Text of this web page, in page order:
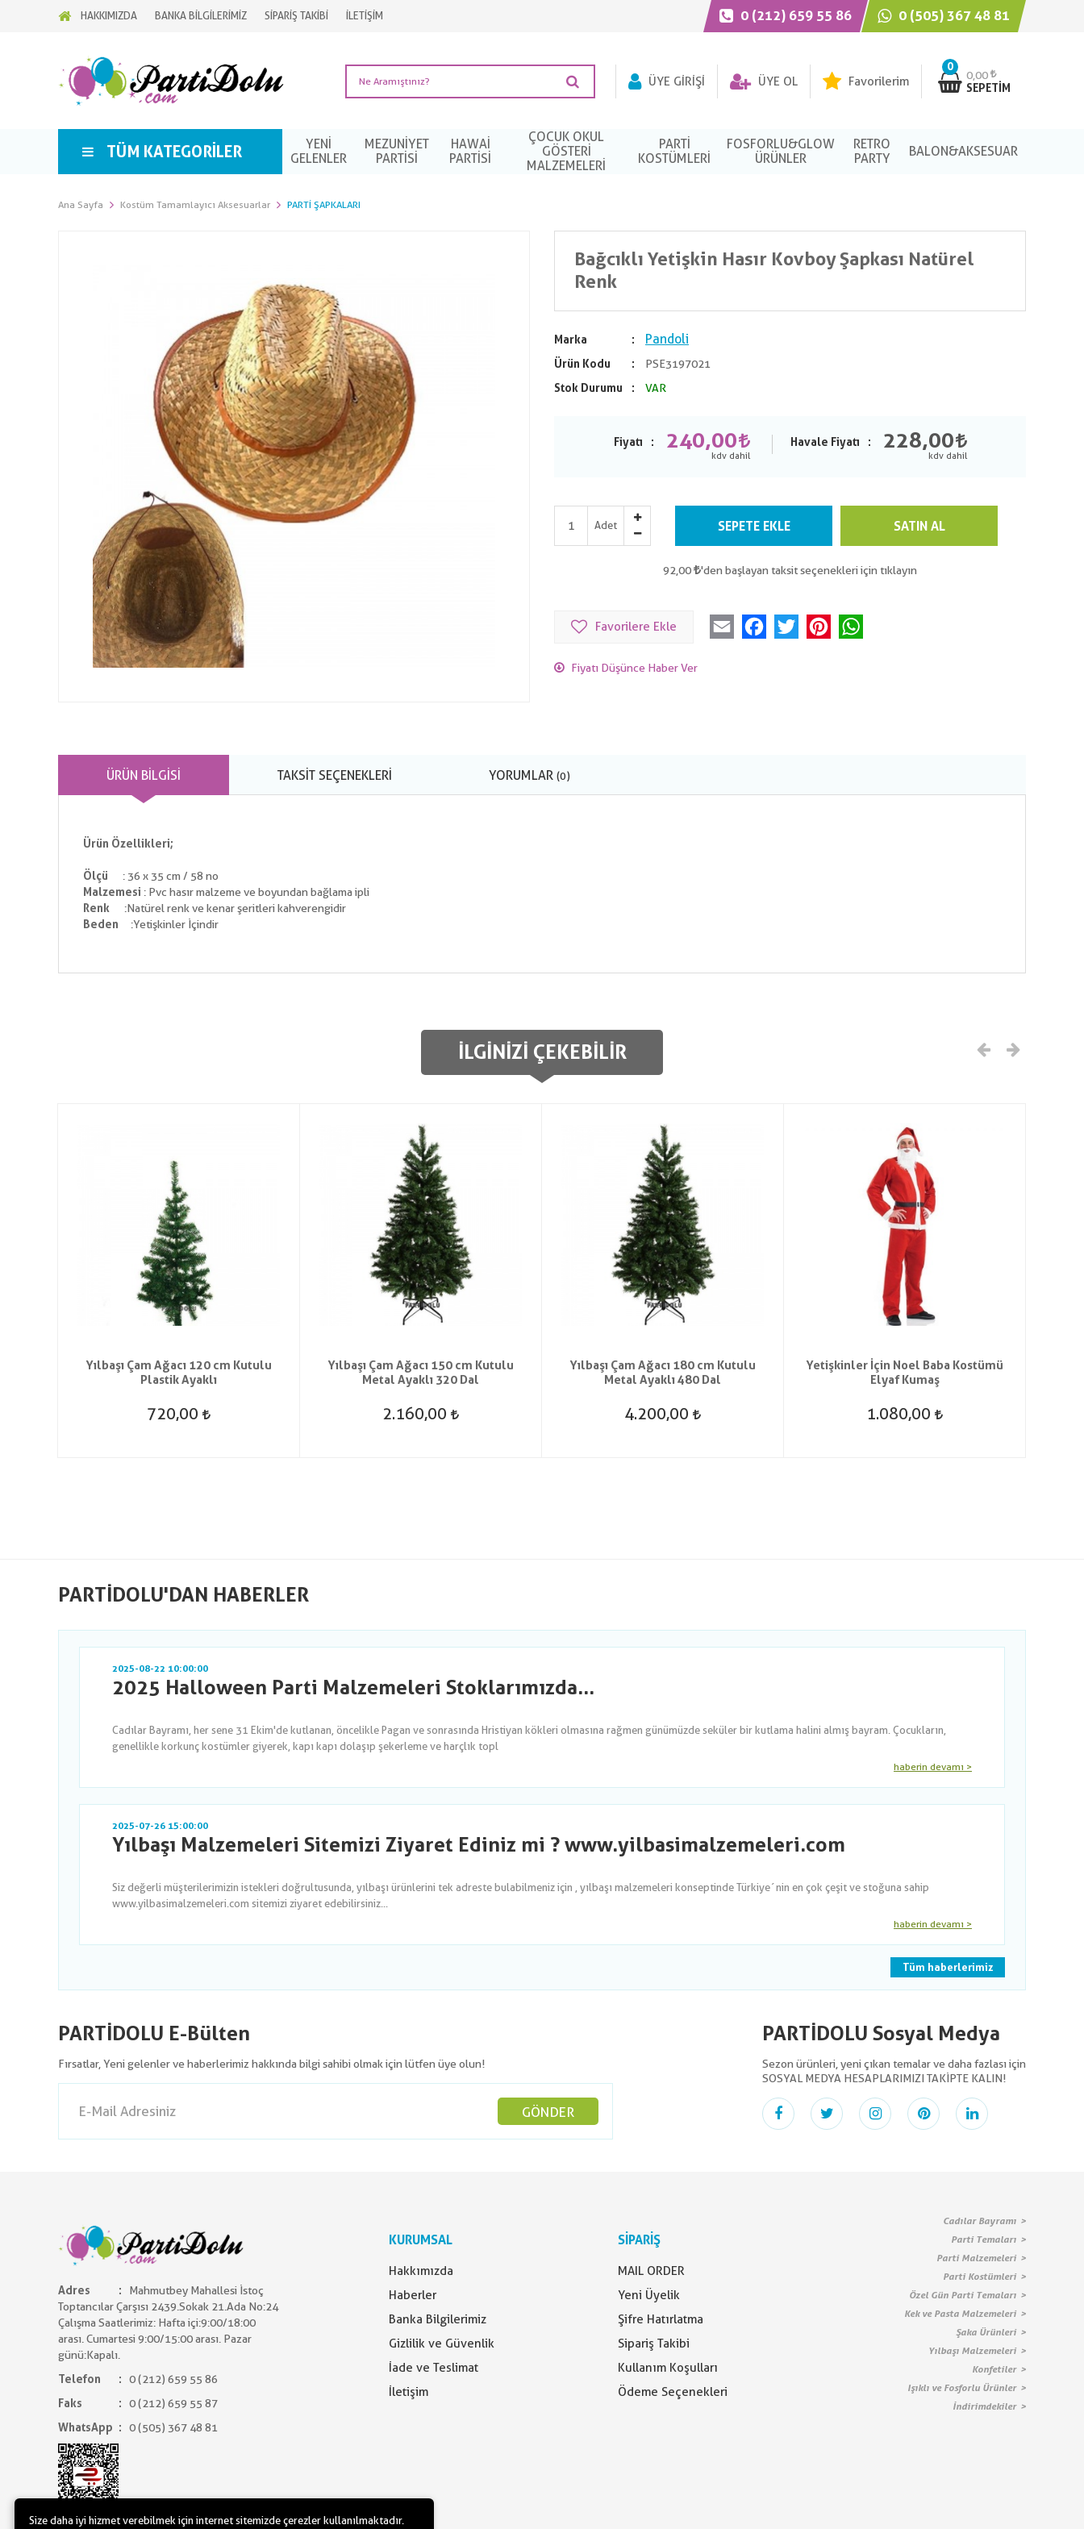
HAKKIMIZDA BANKA BİLGİLERİMİZ SİPARİŞ TAKİBİ İLETİŞİM 0 (212) 659 55 86 0 (505) 367 48 81
0
0,00
SEPETIM
ÜYE GIRIŞI ÜYE OL Favorilerim
TÜM KATEGORILER
YENİ
GELENLER
MEZUNIYET
PARTISI
HAWAI
PARTISI
ÇOCUK OKUL
GÖSTERİ
MALZEMELERİ
PARTI
KOSTÜMLERI
FOSFORLU&GLOW
ÜRÜNLER
RETRO
PARTY
BALON&AKSESUAR
Ana Sayfa Kostüm Tamamlayıcı Aksesuarlar PARTI ŞAPKALARI
Bağcıklı Yetişkin Hasır Kovboy Şapkası Natürel
Renk
Marka Pandoli
Ürün Kodu
PSE3197021
Stok Durumu
VAR
Fiyatı 240,00 Havale Fiyatı 228,00
Adet SEPETE EKLE SATIN AL
92,00 'den başlayan taksit seçenekleri için tıklayın
Favorilere Ekle Email FacebookTwitter Pinterest
Fiyatı Düşünce Haber Ver
ÜRÜN BILGISI TAKSIT SEÇENEKLERI YORUMLAR (0)
Ürün Özellikleri;
Ölçü
: 36 x 35 cm / 58 no
Malzemesi : Pvc hasır malzeme ve boyundan bağlama ipli
Renk
:Natürel renk ve kenar şeritleri kahverengidir
Beden :Yetişkinler İçindir
İLGINIZI ÇEKEBILIR
Yılbaşı Çam Ağacı 120 cm Kutulu
Plastik Ayaklı
720,00
Yılbaşı Çam Ağacı 150 cm Kutulu
Metal Ayaklı 320 Dal
2.160,00
Yılbaşı Çam Ağacı 180 cm Kutulu
Metal Ayaklı 480 Dal
4.200,00
Yetişkinler İçin Noel Baba Kostümü
Elyaf Kumaş
1.080,00
PARTIDOLU'DAN HABERLER
2025-08-22 10:00:00
2025 Halloween Parti Malzemeleri Stoklarımızda...
Cadılar Bayramı, her sene 31 Ekim'de kutlanan, öncelikle Pagan ve sonrasında Hristiyan kökleri olmasına rağmen günümüzde seküler bir kutlama halini almış bayram. Çocukların,
genellikle korkunç kostümler giyerek, kapı kapı dolaşıp şekerleme ve harçlık topl
haberin devamı >
2025-07-26 15:00:00
Yılbaşı Malzemeleri Sitemizi Ziyaret Ediniz mi ? www.yilbasimalzemeleri.com
Siz değerli müşterilerimizin istekleri doğrultusunda, yılbaşı ürünlerini tek adreste bulabilmeniz için , yılbaşı malzemeleri konseptinde Türkiye´nin en çok çeşit ve stoğuna sahip
www.yilbasimalzemeleri.com sitemizi ziyaret edebilirsiniz...
haberin devamı >
Tüm haberlerimiz
PARTİDOLU E-Bülten
Fırsatlar, Yeni gelenler ve haberlerimiz hakkında bilgi sahibi olmak için lütfen üye olun!
GÖNDER
PARTİDOLU Sosyal Medya
Sezon ürünleri, yeni çıkan temalar ve daha fazlası için
SOSYAL MEDYA HESAPLARIMIZI TAKİPTE KALIN!
Adres
Mahmutbey Mahallesi İstoç
Toptancılar Çarşısı 2439.Sokak 21.Ada No:24
Çalışma Saatlerimiz: Hafta içi:9:00/18:00
arası. Cumartesi 9:00/15:00 arası. Pazar
günü:Kapalı.
Telefon
0 (212) 659 55 86
Faks
0 (212) 659 55 87
WhatsApp
0 (505) 367 48 81
KURUMSAL
Hakkımızda
Haberler
Banka Bilgilerimiz
Gizlilik ve Güvenlik
İade ve Teslimat
İletişim
SİPARİŞ
MAIL ORDER
Yeni Üyelik
Şifre Hatırlatma
Sipariş Takibi
Kullanım Koşulları
Ödeme Seçenekleri
Cadılar Bayramı
Parti Temaları
Parti Malzemeleri
Parti Kostümleri
Özel Gün Parti Temaları
Kek ve Pasta Malzemeleri
Şaka Ürünleri
Yılbaşı Malzemeleri
Konfetiler
Işıklı ve Fosforlu Ürünler
İndirimdekiler
Size daha iyi hizmet verebilmek için internet sitemizde çerezler kullanılmaktadır.